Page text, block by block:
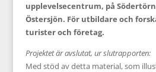
upplevelsecentrum, på
Östersjön. För utbildare och
turister och företag.
Projektet är avslutat, ur slutrapporten:
Med stöd av detta material, som